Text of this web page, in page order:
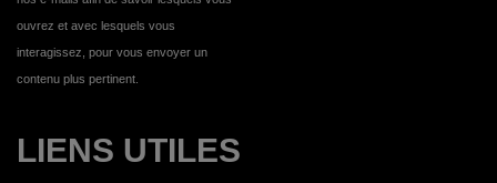
ouvrez et avec lesquels vous
interagissez, pour vous envoyer un
contenu plus pertinent.
LIENS UTILES